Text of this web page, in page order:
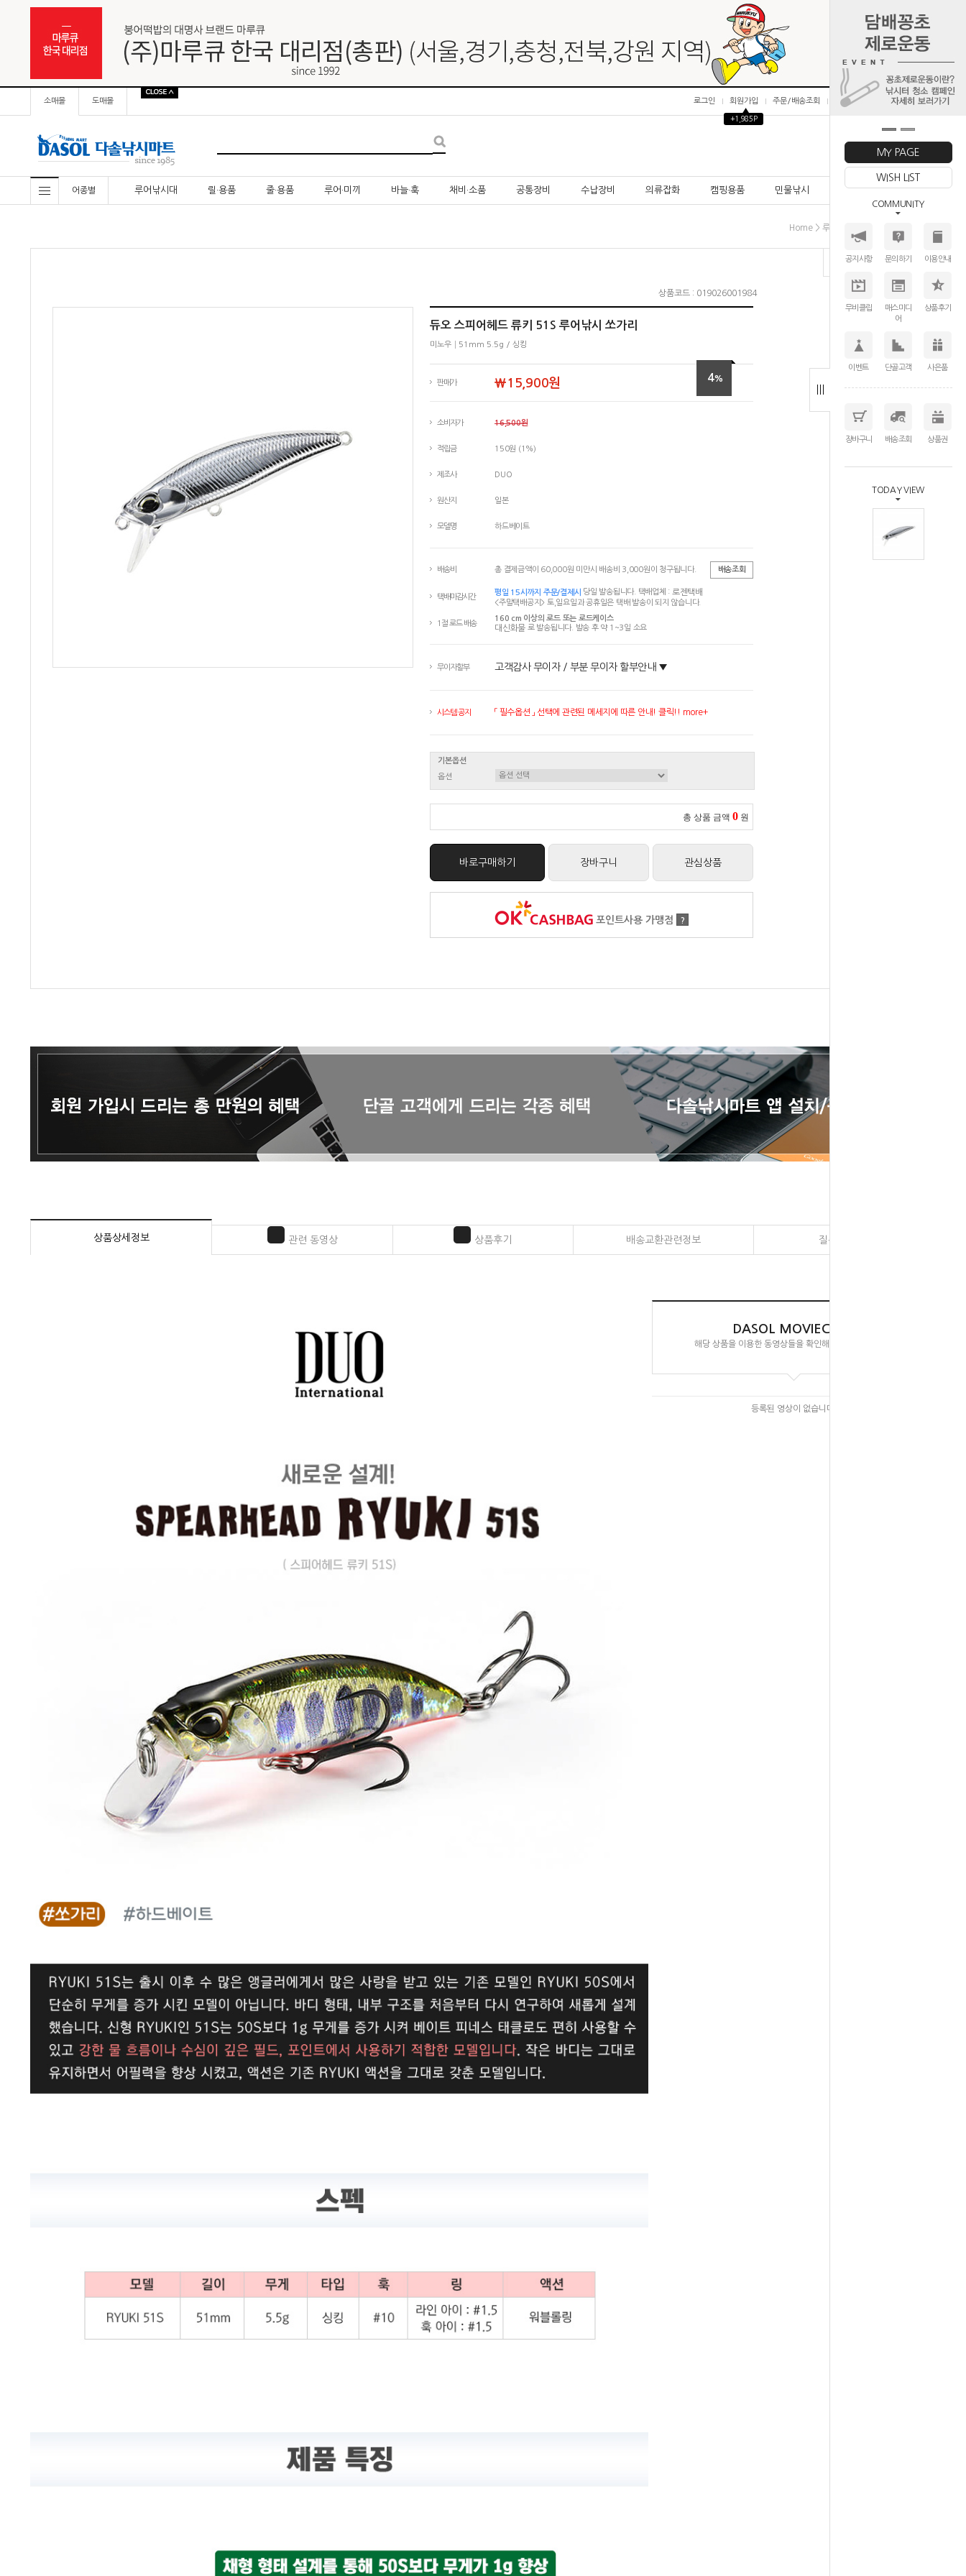
MY PAGE
WISH LIST
COMMUNITY
공지사항 문의하기 이용안내
무비클립
매스미디
어
상품후기
이벤트 단골고객 사은품
장바구니 배송조회 상품권
TODAY VIEW
소매몰 도매몰 로그인 회원가입
▲
+1,985P
주문/배송조회 마이페이지
어종별 루어낚시대 릴·용품 줄·용품 루어·미끼 바늘·훅 채비·소품 공통장비 수납장비 의류잡화 캠핑용품 민물낚시 바다낚시
Home > 루어│미끼
상품코드 : 019026001984
듀오 스피어헤드 류키 51S 루어낚시 쏘가리
미노우│51mm 5.5g / 싱킹
판매가 ￦15,900원 4%
소비자가 16,500원
적립금 150원 (1%)
제조사 DUO
원산지 일본
모델명 하드베이트
배송비 총 결제금액이 60,000원 미만시 배송비 3,000원이 청구됩니다. 배송조회
택배마감시간
평일 15시까지 주문/결제시 당일 발송됩니다. 택배업체 : 로젠택배
<주말택배공지> 토,일요일과 공휴일은 택배 발송이 되지 않습니다.
1절 로드 배송
160 cm 이상의 로드 또는 로드케이스
대신화물 로 발송됩니다. 발송 후 약 1~3일 소요
무이자할부 고객감사 무이자 / 부분 무이자 할부안내 ▼
시스템 공지 「 필수옵션 」 선택에 관련된 메세지에 따른 안내! 클릭!! more+
기본옵션
옵션
총 상품 금액 0 원
바로구매하기 장바구니 관심상품
포인트사용 가맹점 ?
상품상세정보 관련 동영상 상품후기 배송교환관련정보 질문과 대답
DASOL MOVIECLIPS
해당 상품을 이용한 동영상들을 확인해 보실 수 있습니다.
등록된 영상이 없습니다.